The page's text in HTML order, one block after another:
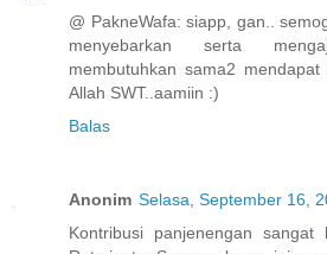
@ PakneWafa: siapp, gan..
menyebarkan serta
membutuhkan sama2
Allah SWT..aamiin :)
Balas
Anonim Selasa, September 16,
Kontribusi panjenengan